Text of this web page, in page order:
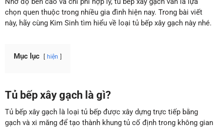
chọn quen thuộc trong nhiều gia đình hiện nay. Trong bài viết
này, hãy cùng Kim Sinh tìm hiểu về loại tủ bếp xây gạch này nhé.
Mục lục hiện
Tủ bếp xây gạch là gì?
Tủ bếp xây gạch là loại tủ bếp được xây dựng trực tiếp bằng
gạch và xi măng để tạo thành khung tủ cố định trong không gian